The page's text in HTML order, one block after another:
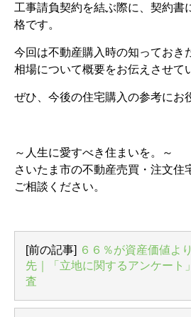
工事請負契約を結ぶ際に、契約書
格です。
今回は不動産購入時の知っておき
相場について概要をお伝えさせて
ぜひ、今後の住宅購入の参考にお
～人生に愛すべき住まいを。～
さいたま市の不動産売買・注文住
ご相談ください。
[前の記事] ６６％が資産価値よ
先｜「立地に関するアンケート
査